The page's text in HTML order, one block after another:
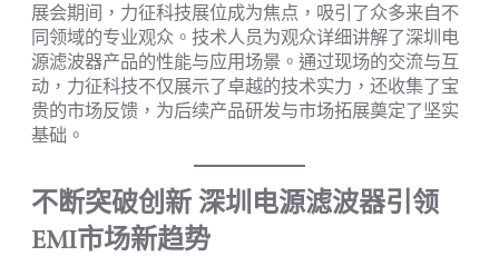
展会期间，力征科技展位成为焦点，吸引了众多来自不
同领域的专业观众。技术人员为观众详细讲解了深圳电
源滤波器产品的性能与应用场景。通过现场的交流与互
动，力征科技不仅展示了卓越的技术实力，还收集了宝
贵的市场反馈，为后续产品研发与市场拓展奠定了坚实
基础。
不断突破创新 深圳电源滤波器引领
EMI市场新趋势